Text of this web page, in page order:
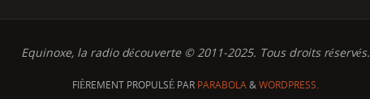
Equinoxe, la radio découverte © 2011-2025. Tous droits réservés.
FIÈREMENT PROPULSÉ PAR PARABOLA&WORDPRESS.